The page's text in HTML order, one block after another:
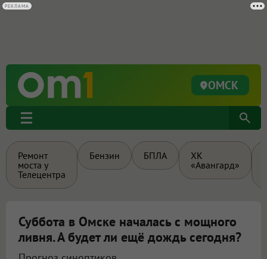
ОМСК
Ремонт
моста у
Телецентра
Бензин БПЛА
ХК
«Авангард»
Суббота в Омске началась с мощного
ливня. А будет ли ещё дождь сегодня?